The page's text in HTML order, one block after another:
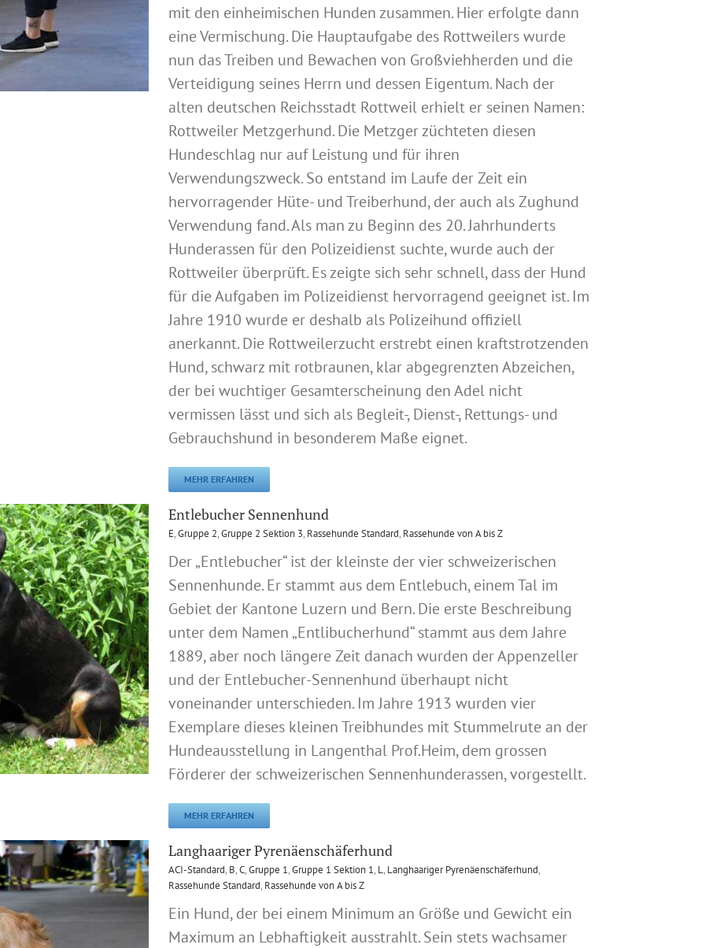
mit den einheimischen Hunden zusammen. Hier erfolgte dann
eine Vermischung. Die Hauptaufgabe des Rottweilers wurde
nun das Treiben und Bewachen von Großviehherden und die
Verteidigung seines Herrn und dessen Eigentum. Nach der
alten deutschen Reichsstadt Rottweil erhielt er seinen Namen:
Rottweiler Metzgerhund. Die Metzger züchteten diesen
Hundeschlag nur auf Leistung und für ihren
Verwendungszweck. So entstand im Laufe der Zeit ein
hervorragender Hüte- und Treiberhund, der auch als Zughund
Verwendung fand. Als man zu Beginn des 20. Jahrhunderts
Hunderassen für den Polizeidienst suchte, wurde auch der
Rottweiler überprüft. Es zeigte sich sehr schnell, dass der Hund
für die Aufgaben im Polizeidienst hervorragend geeignet ist. Im
Jahre 1910 wurde er deshalb als Polizeihund offiziell
anerkannt. Die Rottweilerzucht erstrebt einen kraftstrotzenden
Hund, schwarz mit rotbraunen, klar abgegrenzten Abzeichen,
der bei wuchtiger Gesamterscheinung den Adel nicht
vermissen lässt und sich als Begleit-, Dienst-, Rettungs- und
Gebrauchshund in besonderem Maße eignet.
MEHR ERFAHREN
Entlebucher Sennenhund
E,Gruppe 2,Gruppe 2 Sektion 3, Rassehunde Standard, Rassehunde von A bis Z
Der „Entlebucher“ ist der kleinste der vier schweizerischen
Sennenhunde. Er stammt aus dem Entlebuch, einem Tal im
Gebiet der Kantone Luzern und Bern. Die erste Beschreibung
unter dem Namen „Entlibucherhund“ stammt aus dem Jahre
1889, aber noch längere Zeit danach wurden der Appenzeller
und der Entlebucher-Sennenhund überhaupt nicht
voneinander unterschieden. Im Jahre 1913 wurden vier
Exemplare dieses kleinen Treibhundes mit Stummelrute an der
Hundeausstellung in Langenthal Prof.Heim, dem grossen
Förderer der schweizerischen Sennenhunderassen, vorgestellt.
MEHR ERFAHREN
Langhaariger Pyrenäenschäferhund
ACI-Standard, B,C,Gruppe 1,Gruppe 1 Sektion 1, L, Langhaariger Pyrenäenschäferhund,
Rassehunde Standard, Rassehunde von A bis Z
Ein Hund, der bei einem Minimum an Größe und Gewicht ein
Maximum an Lebhaftigkeit ausstrahlt. Sein stets wachsamer